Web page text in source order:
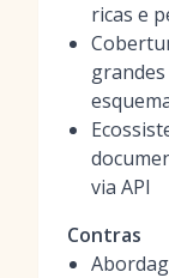
ricas e
via API
Contras